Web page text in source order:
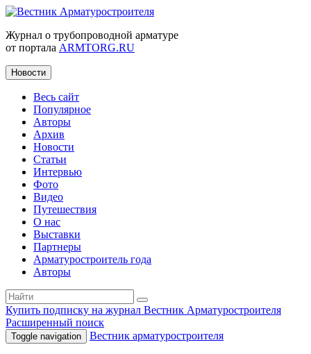
Журнал о трубопроводной арматуре
от портала ARMTORG.RU
Новости
Весь сайт
Популярное
Авторы
Архив
Новости
Статьи
Интервью
Фото
Видео
Путешествия
О нас
Выставки
Партнеры
Арматуростроитель года
Авторы
Купить подписку на журнал Вестник Арматуростроителя
Расширенный поиск
Toggle navigation Вестник арматуростроителя